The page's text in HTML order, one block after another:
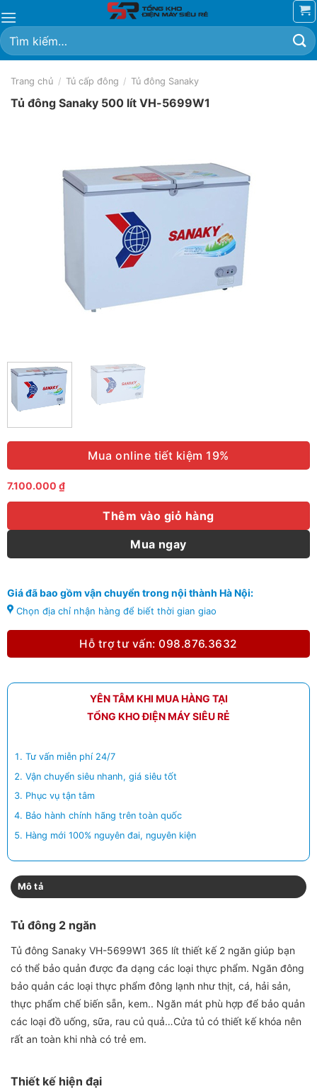
đến
nội
dung
Tìm
kiếm:
Trang chủ / Tủ cấp đông / Tủ đông Sanaky
Tủ đông Sanaky 500 lít VH-5699W1
Mua online tiết kiệm 19%
7.100.000 ₫
Thêm vào giỏ hàng
Mua ngay
Giá đã bao gồm vận chuyển trong nội thành Hà Nội:
Chọn địa chỉ nhận hàng để biết thời gian giao
Hỗ trợ tư vấn: 098.876.3632
YÊN TÂM KHI MUA HÀNG TẠI
TỔNG KHO ĐIỆN MÁY SIÊU RẺ
Tư vấn miễn phí 24/7
Vận chuyển siêu nhanh, giá siêu tốt
Phục vụ tận tâm
Bảo hành chính hãng trên toàn quốc
Hàng mới 100% nguyên đai, nguyên kiện
Mô tả
Tủ đông 2 ngăn
Tủ đông Sanaky VH-5699W1 365 lít thiết kế 2 ngăn giúp bạn
có thể bảo quản được đa dạng các loại thực phẩm. Ngăn đông
bảo quản các loại thực phẩm đông lạnh như thịt, cá, hải sản,
thực phẩm chế biến sẵn, kem.. Ngăn mát phù hợp để bảo quản
các loại đồ uống, sữa, rau củ quả…Cửa tủ có thiết kế khóa nên
rất an toàn khi nhà có trẻ em.
Thiết kế hiện đại